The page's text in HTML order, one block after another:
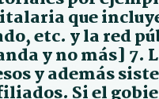
que
etc. y la red
y no más] 7.
y además
Si el